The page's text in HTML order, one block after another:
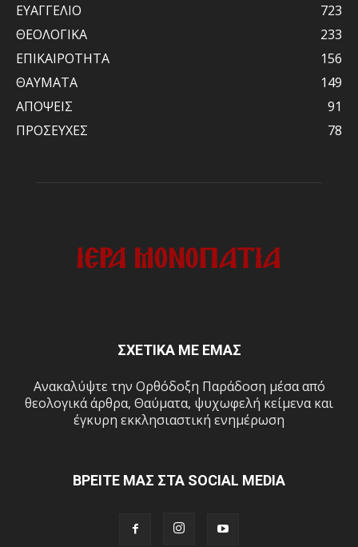
ΕΥΑΓΓΕΛΙΟ
723
ΘΕΟΛΟΓΙΚΑ
233
ΕΠΙΚΑΙΡΟΤΗΤΑ
156
ΘΑΥΜΑΤΑ
149
ΑΠΟΨΕΙΣ
91
ΠΡΟΣΕΥΧΕΣ
78
ΣΧΕΤΙΚΑ ΜΕ ΕΜΑΣ
Ανακαλύψτε την Ορθόδοξη Παράδοση μέσα από
θεολογικά άρθρα, Θαύματα, ψυχωφελή κείμενα και
έγκυρη εκκλησιαστική ενημέρωση
ΒΡΕΙΤΕ ΜΑΣ ΣΤΑ SOCIAL MEDIA